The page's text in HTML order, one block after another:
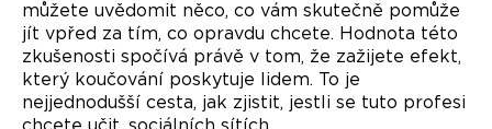
můžete uvědomit něco, co vám skutečně pomůže
jít vpřed za tím, co opravdu chcete. Hodnota této
zkušenosti spočívá právě v tom, že zažijete efekt,
který koučování poskytuje lidem. To je
nejjednodušší cesta, jak zjistit, jestli se tuto profesi